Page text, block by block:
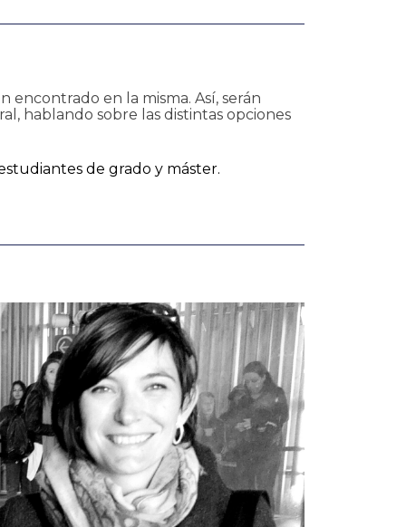
encontrado en la misma. Así, serán
hablando sobre las distintas opciones
de grado y máster.